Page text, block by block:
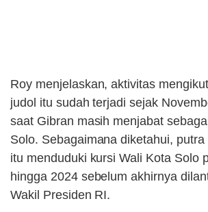
Roy menjelaskan, aktivitas
judol itu sudah terjadi sejak
saat Gibran masih menjabat
Solo. Sebagaimana diketahui,
itu menduduki kursi Wali Kota Solo
hingga 2024 sebelum akhirnya
Wakil Presiden RI.